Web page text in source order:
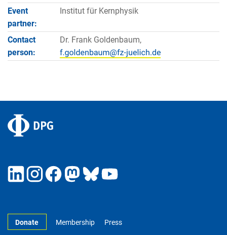
Event
partner:
Institut für Kernphysik
Contact
person:
Dr. Frank Goldenbaum,
Donate Membership Press